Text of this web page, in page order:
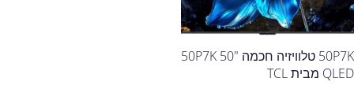
50P7K טלוויזיה חכמה "50 50P7K
QLED מבית TCL